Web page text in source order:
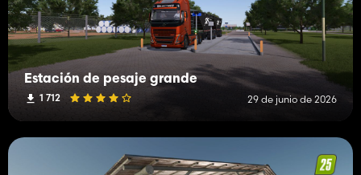
Estación de pesaje grande
1 712 29 de junio de 2026